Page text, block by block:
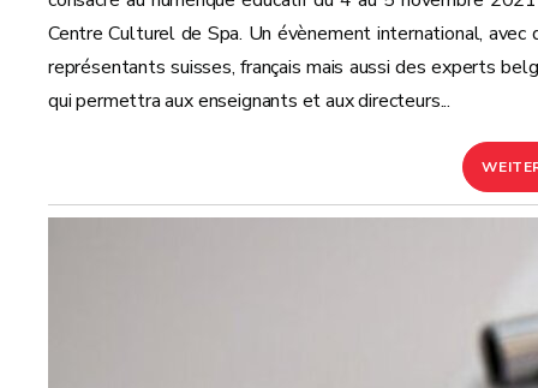
Centre Culturel de Spa. Un évènement international, avec
représentants suisses, français mais aussi des experts
qui permettra aux enseignants et aux directeurs...